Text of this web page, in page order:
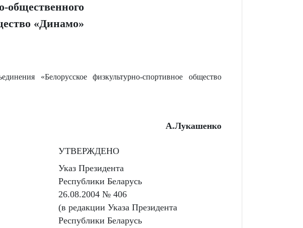
общественного
«Динамо»
«Белорусское физкультурно-спортивное общество
А.Лукашенко
УТВЕРЖДЕНО
Указ Президента
Республики Беларусь
26.08.2004 № 406
(в редакции Указа Президента
Республики Беларусь